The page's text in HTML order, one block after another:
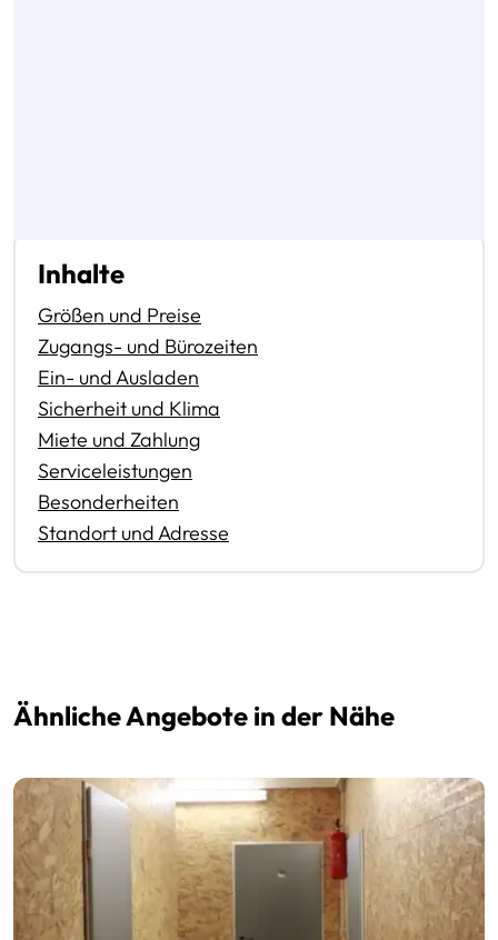
Inhalte
Größen und Preise
Zugangs- und Bürozeiten
Ein- und Ausladen
Sicherheit und Klima
Miete und Zahlung
Serviceleistungen
Besonderheiten
Standort und Adresse
Ähnliche Angebote in der Nähe